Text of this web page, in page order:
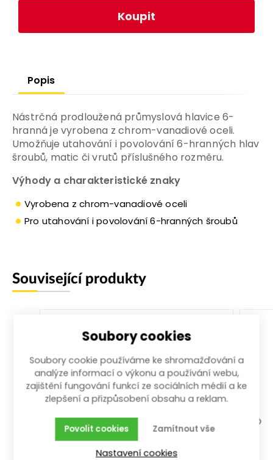
Koupit
Popis
Nástrčná prodloužená průmyslová hlavice 6-
hranná je vyrobena z chrom-vanadiové oceli.
Umožňuje utahování i povolování 6-hranných hlav
šroubů, matic či vrutů příslušného rozměru.
Výhody a charakteristické znaky
Vyrobena z chrom-vanadiové oceli
Pro utahování i povolování 6-hranných šroubů
Související produkty
ráčna přepínací 3/4" 510 mm s
vyhaz. 24z.
Soubory cookies
Soubory cookie používáme ke shromažďování a
analýze informací o výkonu a používání webu,
zajištění fungování funkcí ze sociálních médií a ke
zlepšení a přizpůsobení obsahu a reklam.
Zamítnout vše
Povolit cookies
Nastavení cookies